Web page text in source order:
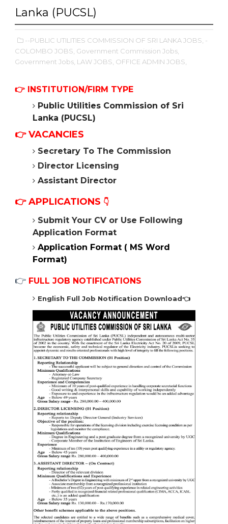
Lanka (PUCSL)
--PUBLIC UTILITIES COMMISSION OF SRI LANKA JOBS, -
COLOMBO JOBS, Government Commission Jobs,
Government Jobs, LAW JOBS, OFFICE ADMIN JOBS,
👉 INSTITUTION/FIRM TYPE
Public Utilities Commission of Sri
Lanka (PUCSL)
👉 VACANCIES
Secretary To The Commission
Director Licensing
Assistant Director
👉APPLICATIONS 👇
Submit Your CV or Use Following
Application Format
Application Format ( MS Word
Format)
👉 FULL JOB NOTIFICATIONS
English Full Job Notification Download👈